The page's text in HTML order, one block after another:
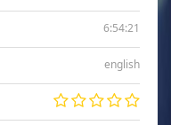
6:54:21
english